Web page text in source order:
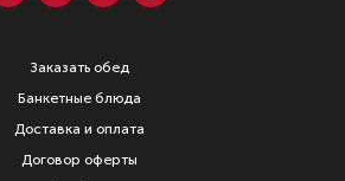
Заказать обед
Банкетные блюда
Доставка и оплата
Договор оферты